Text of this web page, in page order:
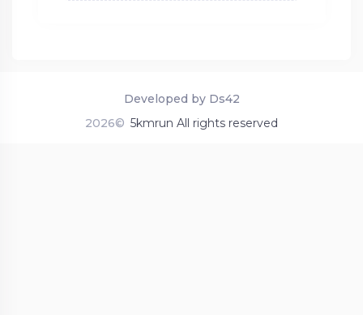
2026© 5kmrun All rights reserved
Developed by Ds42